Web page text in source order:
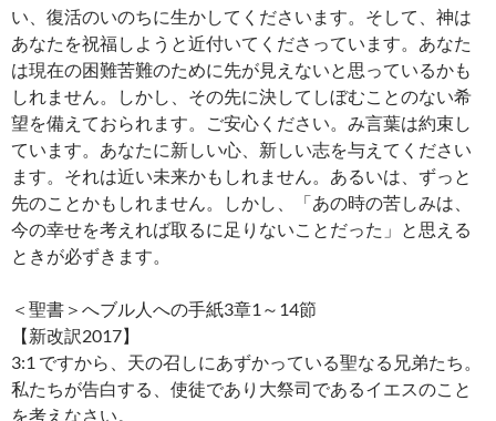
い、復活のいのちに生かしてくださいます。そして、神は
あなたを祝福しようと近付いてくださっています。あなた
は現在の困難苦難のために先が見えないと思っているかも
しれません。しかし、その先に決してしぼむことのない希
望を備えておられます。ご安心ください。み言葉は約束し
ています。あなたに新しい心、新しい志を与えてください
ます。それは近い未来かもしれません。あるいは、ずっと
先のことかもしれません。しかし、「あの時の苦しみは、
今の幸せを考えれば取るに足りないことだった」と思える
ときが必ずきます。
＜聖書＞へブル人への手紙3章1～14節
【新改訳2017】
3:1 ですから、天の召しにあずかっている聖なる兄弟たち。
私たちが告白する、使徒であり大祭司であるイエスのこと
を考えなさい。